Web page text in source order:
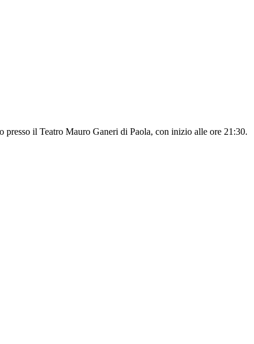
presso il Teatro Mauro Ganeri di Paola, con inizio alle ore 21:30.